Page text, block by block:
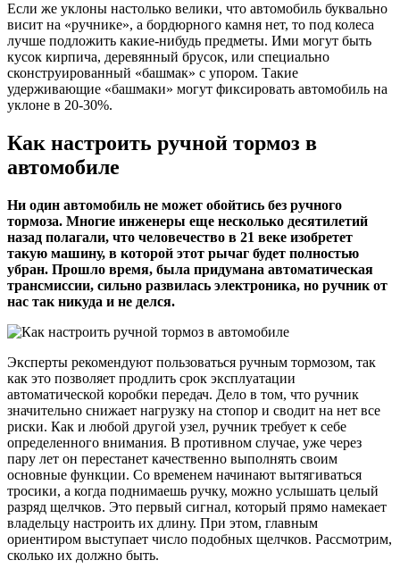
Если же уклоны настолько велики, что автомобиль буквально
висит на «ручнике», а бордюрного камня нет, то под колеса
лучше подложить какие-нибудь предметы. Ими могут быть
кусок кирпича, деревянный брусок, или специально
сконструированный «башмак» с упором. Такие
удерживающие «башмаки» могут фиксировать автомобиль на
уклоне в 20-30%.
Как настроить ручной тормоз в
автомобиле
Ни один автомобиль не может обойтись без ручного
тормоза. Многие инженеры еще несколько десятилетий
назад полагали, что человечество в 21 веке изобретет
такую машину, в которой этот рычаг будет полностью
убран. Прошло время, была придумана автоматическая
трансмиссии, сильно развилась электроника, но ручник от
нас так никуда и не делся.
Эксперты рекомендуют пользоваться ручным тормозом, так
как это позволяет продлить срок эксплуатации
автоматической коробки передач. Дело в том, что ручник
значительно снижает нагрузку на стопор и сводит на нет все
риски. Как и любой другой узел, ручник требует к себе
определенного внимания. В противном случае, уже через
пару лет он перестанет качественно выполнять своим
основные функции. Со временем начинают вытягиваться
тросики, а когда поднимаешь ручку, можно услышать целый
разряд щелчков. Это первый сигнал, который прямо намекает
владельцу настроить их длину. При этом, главным
ориентиром выступает число подобных щелчков. Рассмотрим,
сколько их должно быть.